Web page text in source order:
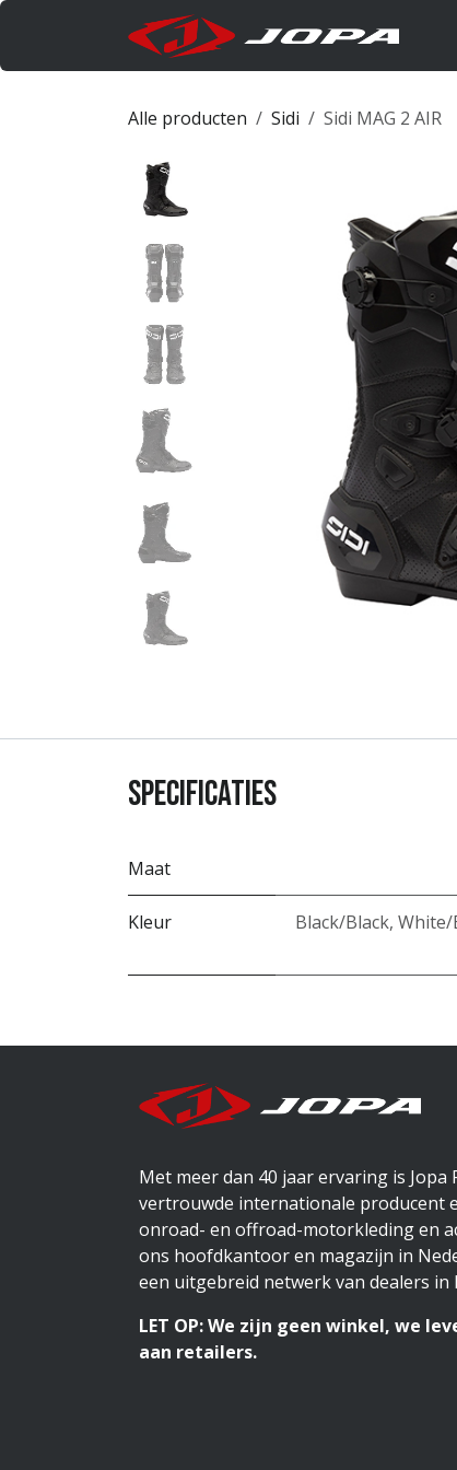
Overslaan naar inhoud
Alle producten Sidi Sidi MAG 2 AIR
Specificaties
Maat
Kleur Black/Black, White/
Met meer dan 40 jaar ervaring is Jopa
vertrouwde internationale producent
onroad- en offroad-motorkleding en
ons hoofdkantoor en magazijn in
een uitgebreid netwerk van dealers in
LET OP: We zijn geen winkel, we
aan retailers.